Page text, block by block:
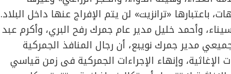
«ترانزيت» لن يتم الإفراج عنها داخل البلاد.
وأحمد خليل مدير عام جمرك رفح البري، وأكرم عبد
مدير جمرك نويبع، أن رجال المنافذ الجمركية
الإغاثية، وإنهاء الإجراءات الجمركية فى زمن قياسي